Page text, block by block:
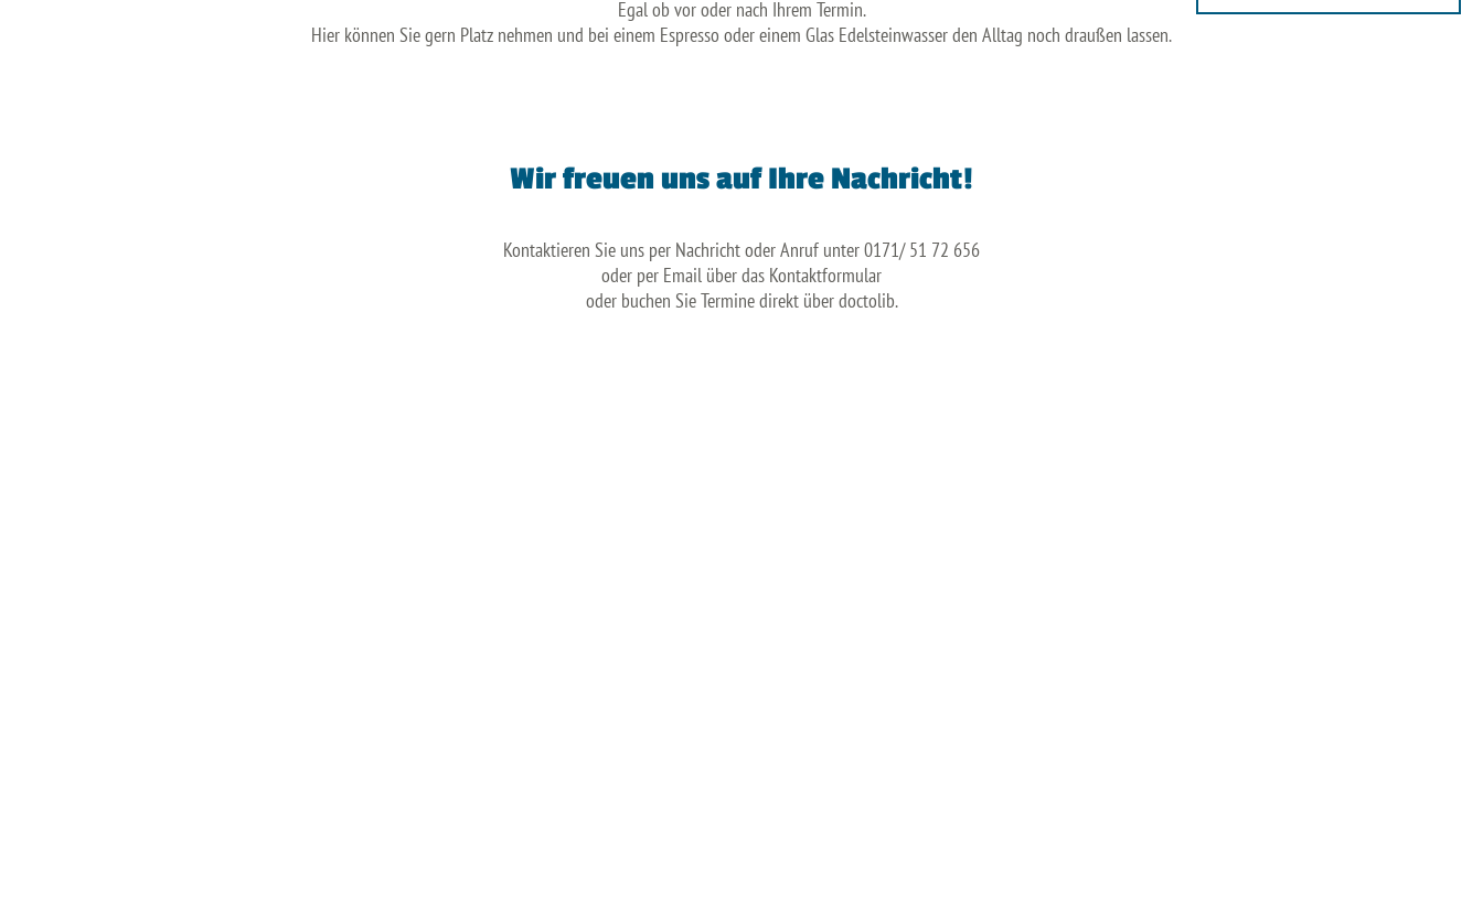
Egal ob vor oder nach Ihrem Termin.
Hier können Sie gern Platz nehmen und bei einem Espresso oder einem Glas Edelsteinwasser den Alltag noch draußen lassen.
Wir freuen uns auf Ihre Nachricht!
Kontaktieren Sie uns per Nachricht oder Anruf unter 0171/ 51 72 656
oder per Email über das Kontaktformular
oder buchen Sie Termine direkt über doctolib.